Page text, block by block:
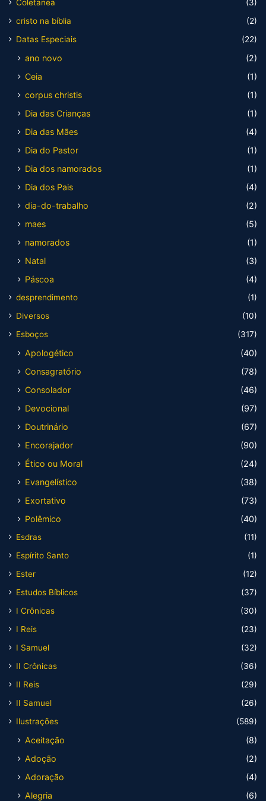
Coletanea
(3)
cristo na bíblia
(2)
Datas Especiais
(22)
ano novo
(2)
Ceia
(1)
corpus christis
(1)
Dia das Crianças
(1)
Dia das Mães
(4)
Dia do Pastor
(1)
Dia dos namorados
(1)
Dia dos Pais
(4)
dia-do-trabalho
(2)
maes
(5)
namorados
(1)
Natal
(3)
Páscoa
(4)
desprendimento
(1)
Diversos
(10)
Esboços
(317)
Apologético
(40)
Consagratório
(78)
Consolador
(46)
Devocional
(97)
Doutrinário
(67)
Encorajador
(90)
Ético ou Moral
(24)
Evangelístico
(38)
Exortativo
(73)
Polêmico
(40)
Esdras
(11)
Espírito Santo
(1)
Ester
(12)
Estudos Bíblicos
(37)
I Crônicas
(30)
I Reis
(23)
I Samuel
(32)
II Crônicas
(36)
II Reis
(29)
II Samuel
(26)
Ilustrações
(589)
Aceitação
(8)
Adoção
(2)
Adoração
(4)
Alegria
(6)